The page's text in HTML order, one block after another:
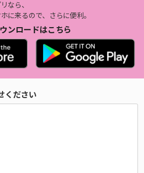
なら、
に来るので、さらに便利。
ンロードはこちら
ください